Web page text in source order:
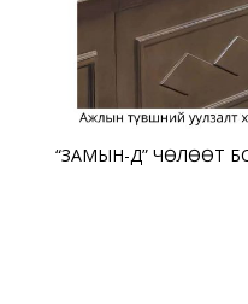
“ЗАМЫН-ҮҮД” ЧӨЛӨӨТ